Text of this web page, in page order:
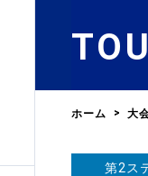
ホーム 大
第2ス